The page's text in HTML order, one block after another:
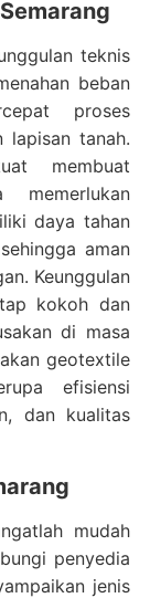
teknis
beban
proses
lapisan tanah.
membuat
daya tahan
aman
Keunggulan
kokoh dan
di masa
geotextile
efisiensi
dan kualitas
mudah
penyedia
jenis